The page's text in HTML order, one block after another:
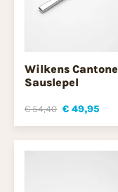
Wilkens Cantone
Sauslepel
€ 54,40 € 49,95